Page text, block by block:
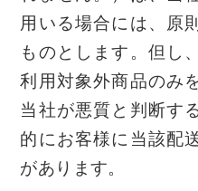
用いる場合には、原
ものとします。但し
利用対象外商品のみ
当社が悪質と判断す
的にお客様に当該配
があります。